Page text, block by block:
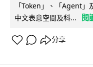
「Token」、「Agent
中文表意空間及科...
閱
分享